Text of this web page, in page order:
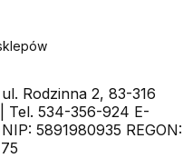
ul. Rodzinna 2, 83-316
Tel. 534-356-924 E-
| NIP: 5891980935 REGON: